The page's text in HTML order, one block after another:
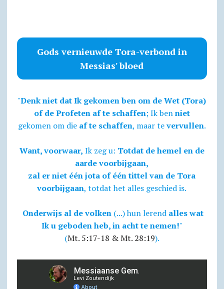
Gods vernieuwde Tora-verbond in
Messias' bloed
"Denk niet dat Ik gekomen ben om de Wet (Tora)
of de Profeten af te schaffen; Ik benniet
gekomen om die af te schaffen, maar tevervullen.
Want, voorwaar, Ik zeg u: Totdat de hemel en de
aarde voorbijgaan,
zal er niet één jota of één tittel van de Tora
voorbijgaan, totdat het alles geschied is.
Onderwijs al de volken(...) hun lerend alles wat
Ik u geboden heb, in acht te nemen!"
(Mt. 5:17-18 & Mt. 28:19).